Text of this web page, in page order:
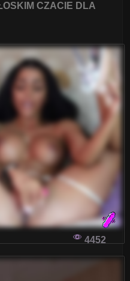
CZACIE DLA
4452